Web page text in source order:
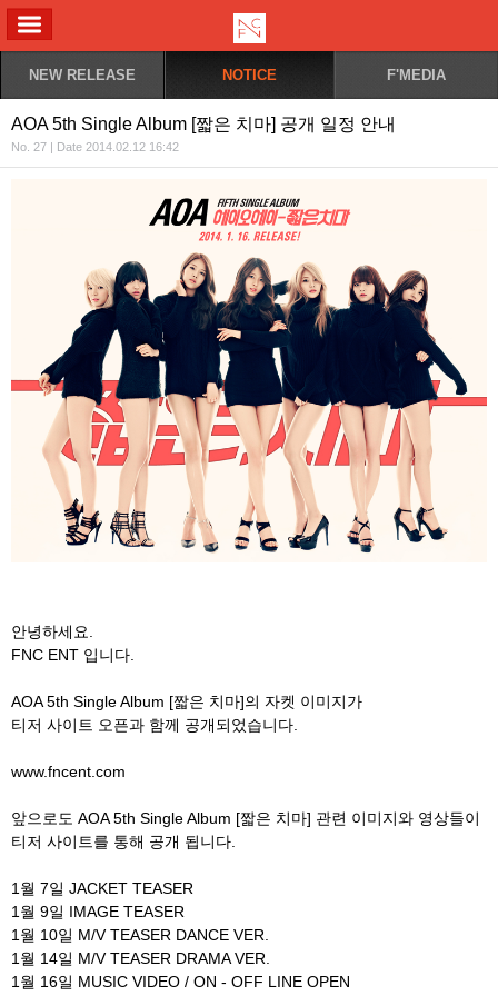
NEW RELEASE NOTICE F'MEDIA
AOA 5th Single Album [짧은 치마] 공개 일정 안내
No. 27 | Date 2014.02.12 16:42
안녕하세요.
FNC ENT 입니다.
AOA 5th Single Album [짧은 치마]의 자켓 이미지가
티저 사이트 오픈과 함께 공개되었습니다.
www.fncent.com
앞으로도 AOA 5th Single Album [짧은 치마] 관련 이미지와 영상들이
티저 사이트를 통해 공개 됩니다.
1월 7일 JACKET TEASER
1월 9일 IMAGE TEASER
1월 10일 M/V TEASER DANCE VER.
1월 14일 M/V TEASER DRAMA VER.
1월 16일 MUSIC VIDEO / ON - OFF LINE OPEN